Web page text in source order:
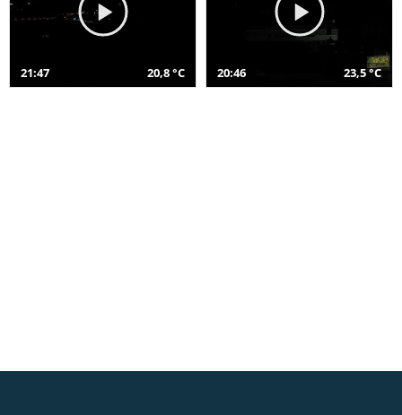
21:47 20,8 °C 20:46 23,5 °C